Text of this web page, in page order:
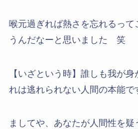
喉元過ぎれば熱さを忘れるって
うんだなーと思いました 笑
【いざという時】誰しも我が身
れは逃れられない人間の本能で
ましてや、あなたが人間性を